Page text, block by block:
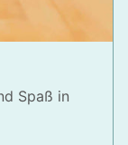
Spaß in